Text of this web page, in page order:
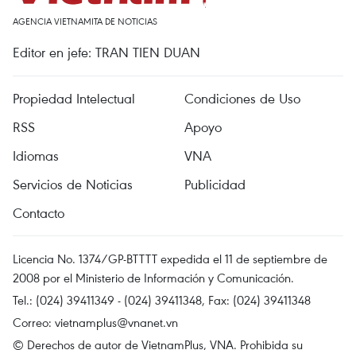
AGENCIA VIETNAMITA DE NOTICIAS
Editor en jefe: TRAN TIEN DUAN
Propiedad Intelectual
Condiciones de Uso
RSS
Apoyo
Idiomas
VNA
Servicios de Noticias
Publicidad
Contacto
Licencia No. 1374/GP-BTTTT expedida el 11 de septiembre de
2008 por el Ministerio de Información y Comunicación.
Tel.: (024) 39411349 - (024) 39411348, Fax: (024) 39411348
Correo: vietnamplus@vnanet.vn
© Derechos de autor de VietnamPlus, VNA. Prohibida su